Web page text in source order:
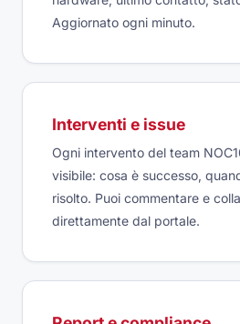
Aggiornato ogni minuto.
Interventi e issue
Ogni intervento del team
visibile: cosa è successo,
risolto. Puoi commentare e
direttamente dal portale.